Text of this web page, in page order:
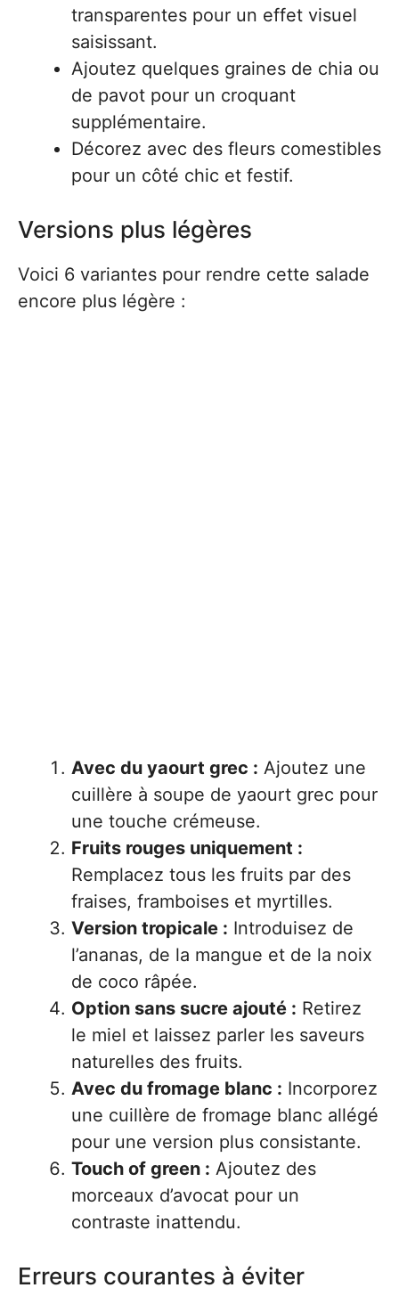
transparentes pour un effet visuel
saisissant.
Ajoutez quelques graines de chia ou
de pavot pour un croquant
supplémentaire.
Décorez avec des fleurs comestibles
pour un côté chic et festif.
Versions plus légères
Voici 6 variantes pour rendre cette salade
encore plus légère :
Avec du yaourt grec : Ajoutez une
cuillère à soupe de yaourt grec pour
une touche crémeuse.
Fruits rouges uniquement :
Remplacez tous les fruits par des
fraises, framboises et myrtilles.
Version tropicale : Introduisez de
l’ananas, de la mangue et de la noix
de coco râpée.
Option sans sucre ajouté : Retirez
le miel et laissez parler les saveurs
naturelles des fruits.
Avec du fromage blanc : Incorporez
une cuillère de fromage blanc allégé
pour une version plus consistante.
Touch of green : Ajoutez des
morceaux d’avocat pour un
contraste inattendu.
Erreurs courantes à éviter